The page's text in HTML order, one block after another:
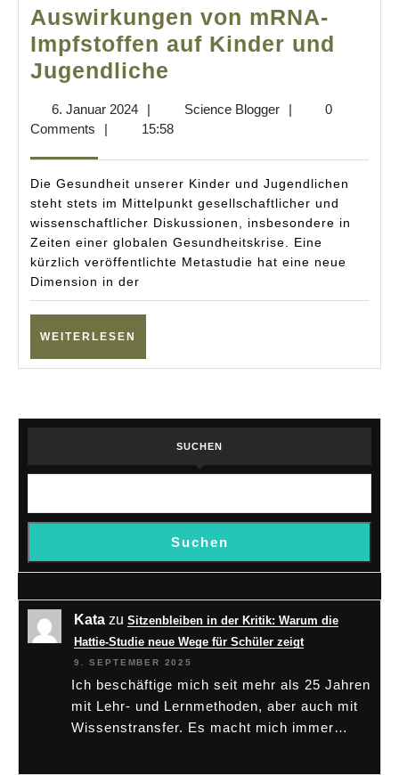
Auswirkungen von mRNA-
Impfstoffen auf Kinder und
Jugendliche
Die
von
mRNA-
Impfstoffen
auf
6. Januar 20246.
Januar
| Science BloggerScience
|
0
Comments
| 15:58
Die Gesundheit unserer Kinder und Jugendlichen
steht stets im Mittelpunkt gesellschaftlicher und
wissenschaftlicher Diskussionen, insbesondere in
Zeiten einer globalen Gesundheitskrise. Eine
kürzlich veröffentlichte Metastudie hat eine neue
Dimension in der
WEITERLESEN
SUCHEN
Suchen
Kata zu Sitzenbleiben in der Kritik: Warum die
Hattie-Studie neue Wege für Schüler zeigt
9. SEPTEMBER 2025
Ich beschäftige mich seit mehr als 25 Jahren
mit Lehr- und Lernmethoden, aber auch mit
Wissenstransfer. Es macht mich immer…